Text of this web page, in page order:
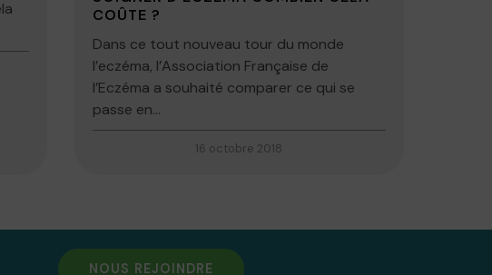
COÛTE ?
Dans ce tout nouveau tour du monde
l’eczéma, l’Association Française de
l’Eczéma a souhaité comparer ce qui se
passe en...
16 octobre 2018
NOUS REJOINDRE